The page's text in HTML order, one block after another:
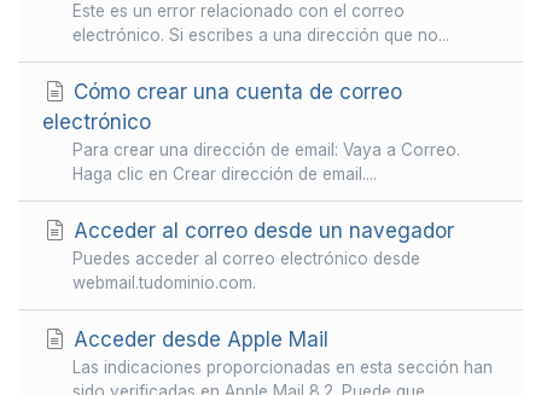
Este es un error relacionado con el correo
electrónico. Si escribes a una dirección que no...
Cómo crear una cuenta de correo
electrónico
Para crear una dirección de email: Vaya a Correo.
Haga clic en Crear dirección de email....
Acceder al correo desde un navegador
Puedes acceder al correo electrónico desde
webmail.tudominio.com.
Acceder desde Apple Mail
Las indicaciones proporcionadas en esta sección han